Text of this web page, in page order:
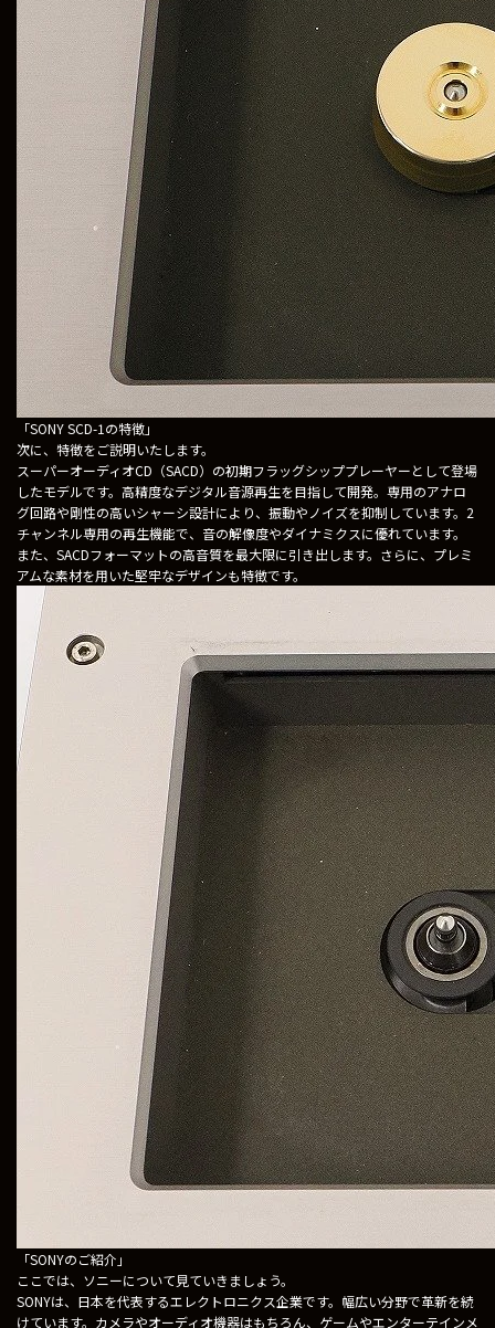
「SONY SCD-1の特徴」
次に、特徴をご説明いたします。
スーパーオーディオCD（SACD）の初期フラッグシッププレーヤーとして登場
したモデルです。高精度なデジタル音源再生を目指して開発。専用のアナロ
グ回路や剛性の高いシャーシ設計により、振動やノイズを抑制しています。2
チャンネル専用の再生機能で、音の解像度やダイナミクスに優れています。
また、SACDフォーマットの高音質を最大限に引き出します。さらに、プレミ
アムな素材を用いた堅牢なデザインも特徴です。
「SONYのご紹介」
ここでは、ソニーについて見ていきましょう。
SONYは、日本を代表するエレクトロニクス企業です。幅広い分野で革新を続
けています。カメラやオーディオ機器はもちろん、ゲームやエンターテインメ